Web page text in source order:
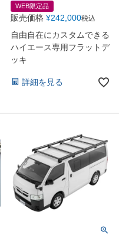
WEB限定品
販売価格 ¥242,000税込
自由自在にカスタムできる
ハイエース専用フラットデ
ッキ
詳細を見る